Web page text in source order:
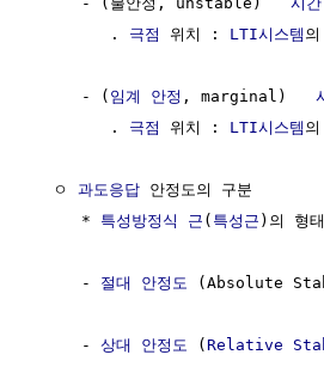
        .
극점 위치 : LTI시스템 의
     - (
임계 안정 , marginal)
        .
극점 위치 : LTI시스템 의
  ㅇ
과도응답 안정도의 구분
     *
특성방정식 근 ( 특성근 )의 형
     -
절대 안정도 (Absolute
     -
상대 안정도 ( Relative